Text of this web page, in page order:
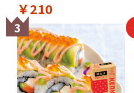
￥210
3